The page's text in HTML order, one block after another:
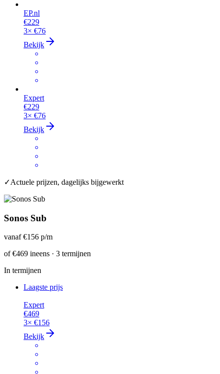
EP.nl
€229
3× €76
Bekijk
Expert
€229
3× €76
Bekijk
✓Actuele prijzen, dagelijks bijgewerkt
Sonos Sub
vanaf€156 p/m
of€469 ineens · 3 termijnen
In termijnen
Laagste prijs
Expert
€469
3× €156
Bekijk